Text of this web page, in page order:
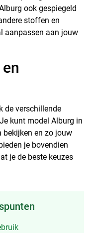
ook gespiegeld
stoffen en
aanpassen aan jouw
de verschillende
kunt model Alburg in
bekijken en zo jouw
je bovendien
je de beste keuzes